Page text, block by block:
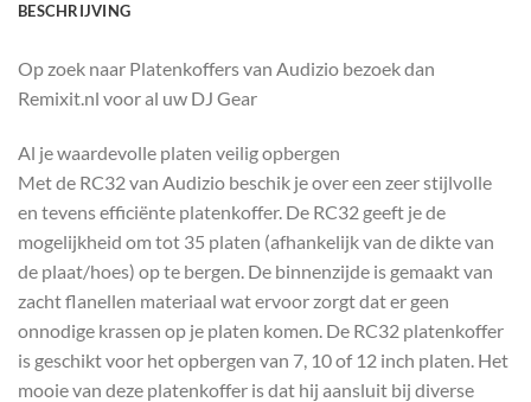
BESCHRIJVING
Op zoek naar Platenkoffers van Audizio bezoek dan
Remixit.nl voor al uw DJ Gear
Al je waardevolle platen veilig opbergen
Met de RC32 van Audizio beschik je over een zeer stijlvolle
en tevens efficiënte platenkoffer. De RC32 geeft je de
mogelijkheid om tot 35 platen (afhankelijk van de dikte van
de plaat/hoes) op te bergen. De binnenzijde is gemaakt van
zacht flanellen materiaal wat ervoor zorgt dat er geen
onnodige krassen op je platen komen. De RC32 platenkoffer
is geschikt voor het opbergen van 7, 10 of 12 inch platen. Het
mooie van deze platenkoffer is dat hij aansluit bij diverse